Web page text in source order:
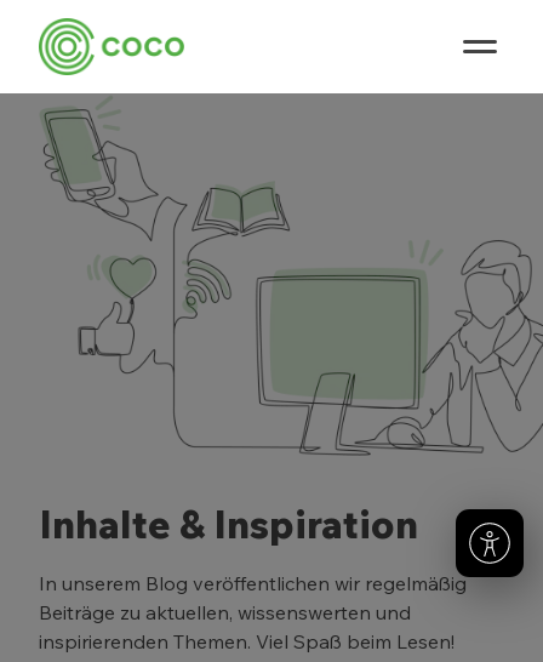
Inhalte & Inspiration
In unserem Blog veröffentlichen wir regelmäßig
Beiträge zu aktuellen, wissenswerten und
inspirierenden Themen. Viel Spaß beim Lesen!